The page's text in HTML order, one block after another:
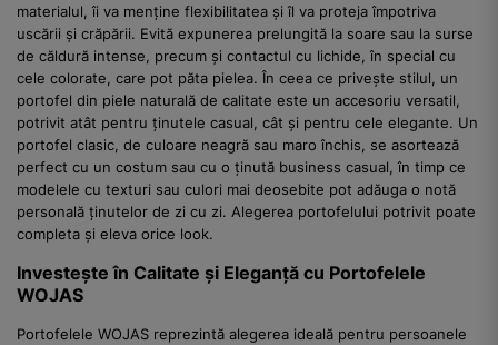
materialul, îi va menține flexibilitatea și îl va proteja împotriva
uscării și crăpării. Evită expunerea prelungită la soare sau la surse
de căldură intense, precum și contactul cu lichide, în special cu
cele colorate, care pot păta pielea. În ceea ce privește stilul, un
portofel din piele naturală de calitate este un accesoriu versatil,
potrivit atât pentru ținutele casual, cât și pentru cele elegante. Un
portofel clasic, de culoare neagră sau maro închis, se asortează
perfect cu un costum sau cu o ținută business casual, în timp ce
modelele cu texturi sau culori mai deosebite pot adăuga o notă
personală ținutelor de zi cu zi. Alegerea portofelului potrivit poate
completa și eleva orice look.
Investește în Calitate și Eleganță cu Portofelele
WOJAS
Portofelele WOJAS reprezintă alegerea ideală pentru persoanele